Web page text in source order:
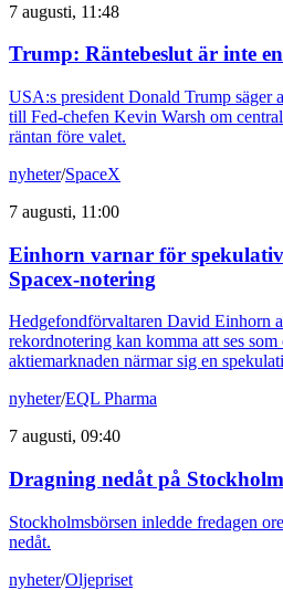
7 augusti, 11:48
Trump: Räntebeslut är inte
USA:s president Donald Trump säger
till Fed-chefen Kevin Warsh om
räntan före valet.
nyheter/SpaceX
7 augusti, 11:00
Einhorn varnar för
Spacex-notering
Hedgefondförvaltaren David Einhorn
rekordnotering kan komma att ses som
aktiemarknaden närmar sig en
nyheter/EQL Pharma
7 augusti, 09:40
Dragning nedåt på
Stockholmsbörsen inledde fredagen
nedåt.
nyheter/Oljepriset